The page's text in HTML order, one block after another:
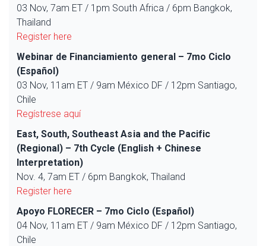
03 Nov, 7am ET / 1pm South Africa / 6pm Bangkok,
Thailand
Register here
Webinar de Financiamiento general – 7mo Ciclo
(Español)
03 Nov, 11am ET / 9am México DF / 12pm Santiago,
Chile
Regístrese aquí
East, South, Southeast Asia and the Pacific
(Regional) – 7th Cycle (English + Chinese
Interpretation)
Nov. 4, 7am ET / 6pm Bangkok, Thailand
Register here
Apoyo FLORECER – 7mo Ciclo (Español)
04 Nov, 11am ET / 9am México DF / 12pm Santiago,
Chile